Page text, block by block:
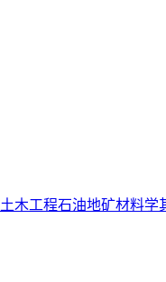
土木工程石油地矿材料学